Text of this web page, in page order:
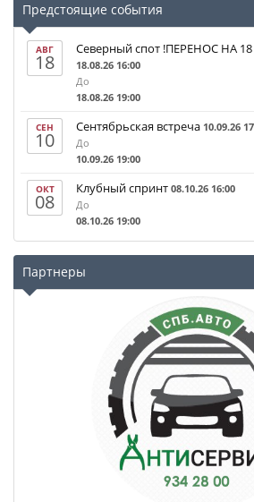
Предстоящие события
АВГ
18
Северный спот !ПЕРЕНОС НА
18.08.26 16:00
До
18.08.26 19:00
СЕН
10
Сентябрьская встреча 10.09.26
До
10.09.26 19:00
ОКТ
08
Клубный спринт 08.10.26 16:00
До
08.10.26 19:00
Партнеры